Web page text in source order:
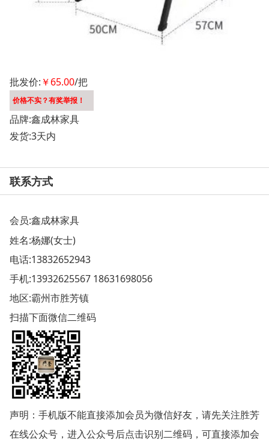
批发价: ￥65.00/把
价格不实？有奖举报！
品牌:鑫成林家具
发货:3天内
联系方式
会员:鑫成林家具
姓名:杨娜(女士)
电话:13832652943
手机:13932625567 18631698056
地区:霸州市胜芳镇
扫描下面微信二维码
声明：手机版不能直接添加会员为微信好友，请先关注胜芳
在线公众号，进入公众号后点击识别二维码，可直接添加会